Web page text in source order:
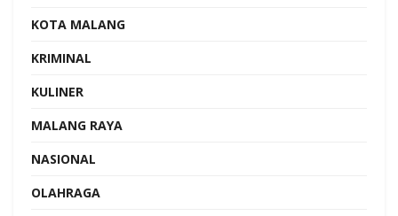
KOTA MALANG
KRIMINAL
KULINER
MALANG RAYA
NASIONAL
OLAHRAGA